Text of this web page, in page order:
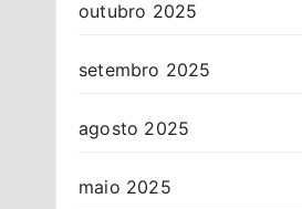
outubro 2025
setembro 2025
agosto 2025
maio 2025